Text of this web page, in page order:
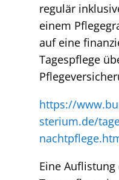
regulär
einem
auf eine
Tagespflege
https://
sterium.de/
Eine Auflistung